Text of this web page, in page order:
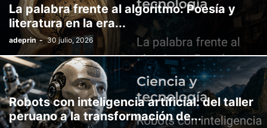
La palabra frente al algoritmo: Poesía y
literatura en la era...
adeprin - 30 julio, 2026
Robots con inteligencia artificial: del taller
peruano a la transformación de...